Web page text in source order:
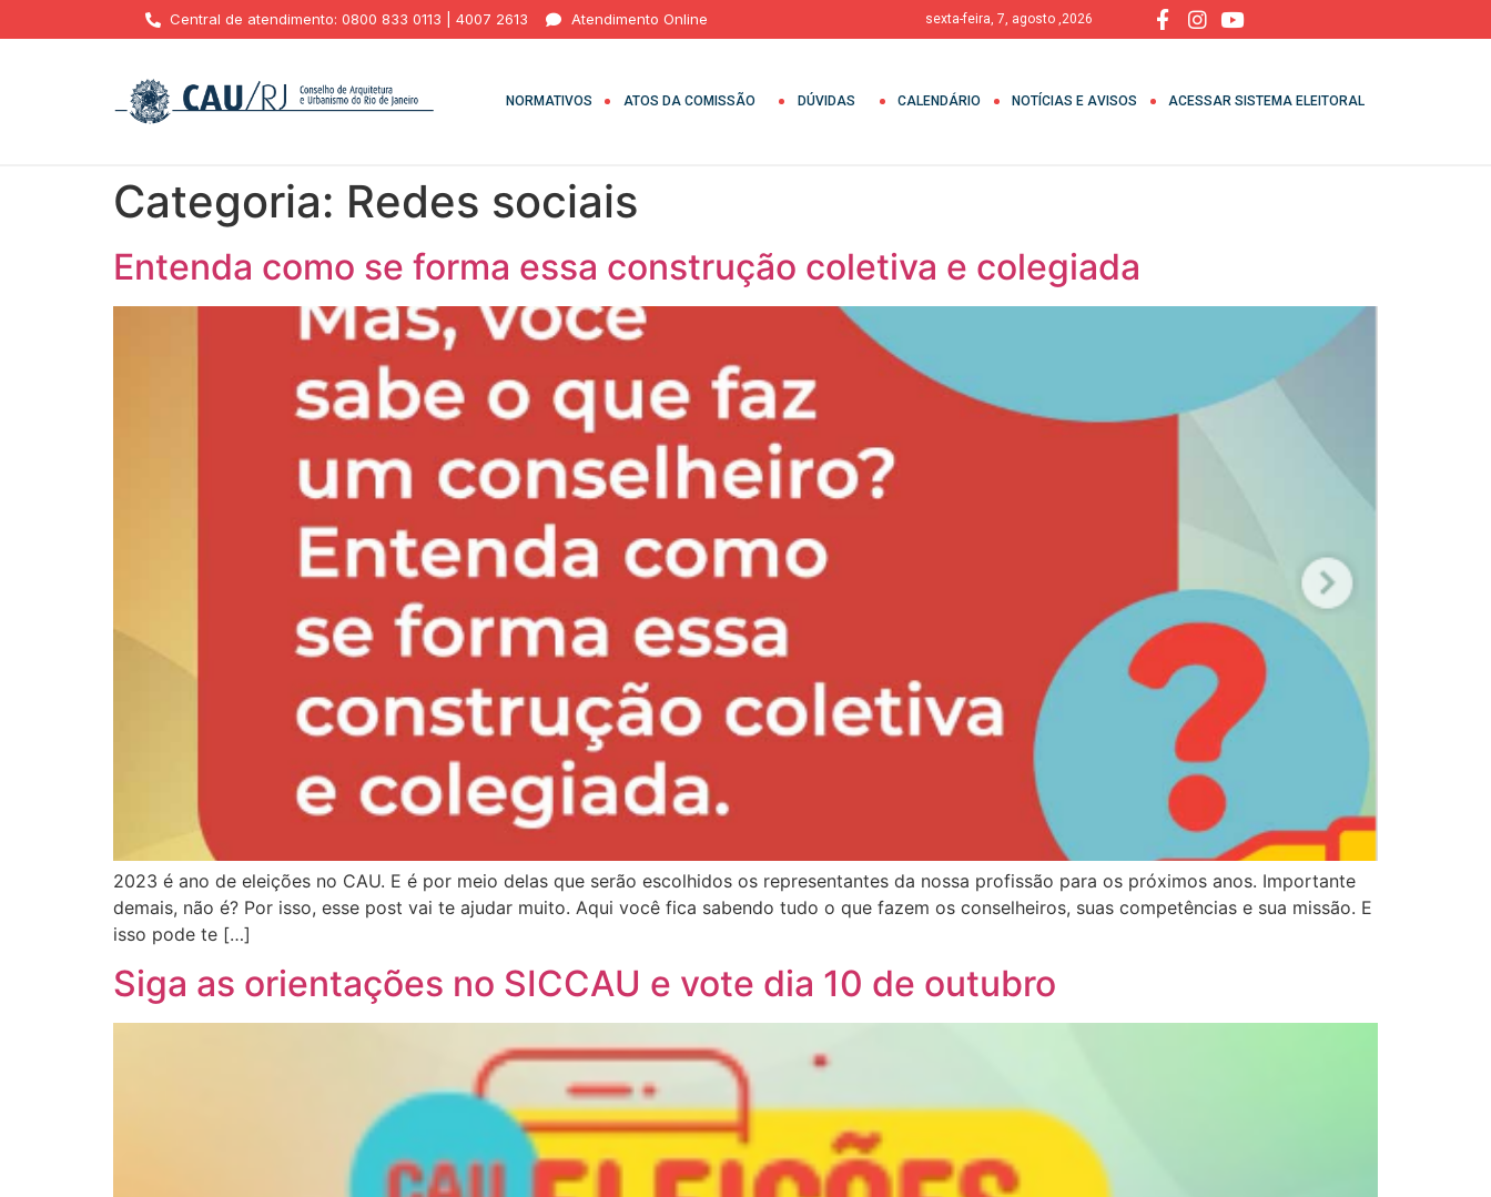
Central de atendimento: 0800 833 0113 | 4007 2613 Atendimento Online sexta-feira, 7, agosto ,2026
NORMATIVOS ATOS DA COMISSÃO DÚVIDAS CALENDÁRIO NOTÍCIAS E AVISOS ACESSAR SISTEMA ELEITORAL
Categoria: Redes sociais
Entenda como se forma essa construção coletiva e colegiada
2023 é ano de eleições no CAU. E é por meio delas que serão escolhidos os representantes da nossa profissão para os próximos anos. Importante
demais, não é? Por isso, esse post vai te ajudar muito. Aqui você fica sabendo tudo o que fazem os conselheiros, suas competências e sua missão. E
isso pode te […]
Siga as orientações no SICCAU e vote dia 10 de outubro